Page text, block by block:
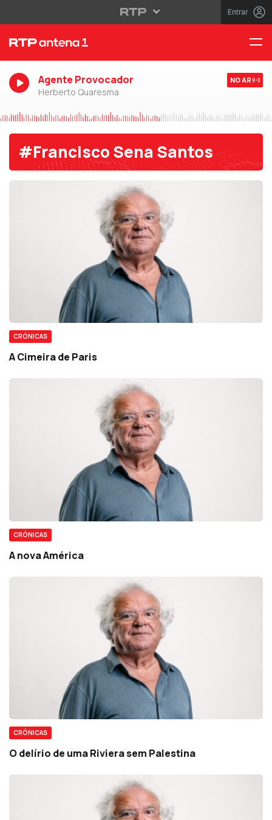
Entrar
Agente Provocador
Herberto Quaresma
NO AR
#Francisco Sena Santos
CRÓNICAS
A Cimeira de Paris
CRÓNICAS
A nova América
CRÓNICAS
O delírio de uma Riviera sem Palestina